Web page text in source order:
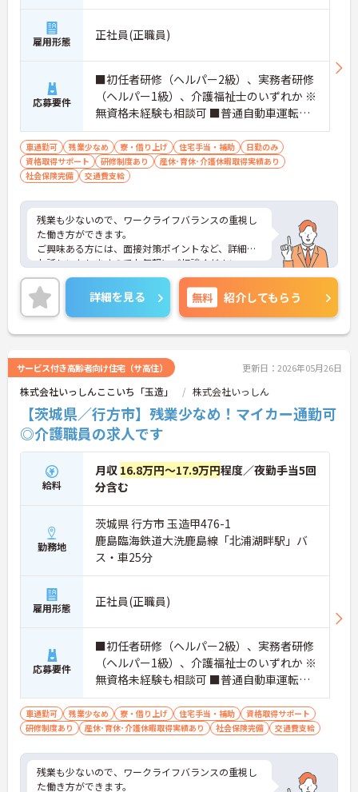
雇用形態 正社員(正職員)
応募要件
■初任者研修（ヘルパー2級）、実務者研修
（ヘルパー1級）、介護福祉士のいずれか ※
無資格未経験も相談可 ■普通自動車運転免
許
車通勤可 残業少なめ 寮・借り上げ 住宅手当・補助
日勤のみ
資格取得サポート
研修制度あり
産休･育休･介護休暇取得実績あり
社会保険完備
交通費支給
残業も少ないので、ワークライフバランスの重視し
た働き方ができます。
ご興味ある方には、面接対策ポイントなど、詳細を
お話しいたしますのでお気軽にご相談ください。
詳細を見る 無料 紹介してもらう
サービス付き高齢者向け住宅（サ高住） 更新日：2026年05月26日
株式会社いっしんここいち「玉造」 株式会社いっしん
【茨城県／行方市】残業少なめ！マイカー通勤可
◎介護職員の求人です
給料
月収 16.8万円～17.9万円程度／夜勤手当5回
分含む
勤務地
茨城県 行方市 玉造甲476-1
鹿島臨海鉄道大洗鹿島線「北浦湖畔駅」バ
ス・車25分
雇用形態 正社員(正職員)
応募要件
■初任者研修（ヘルパー2級）、実務者研修
（ヘルパー1級）、介護福祉士のいずれか ※
無資格未経験も相談可 ■普通自動車運転免
許
車通勤可 残業少なめ 寮・借り上げ 住宅手当・補助
資格取得サポート
研修制度あり
産休･育休･介護休暇取得実績あり 社会保険完備 交通費支給
残業も少ないので、ワークライフバランスの重視し
た働き方ができます。